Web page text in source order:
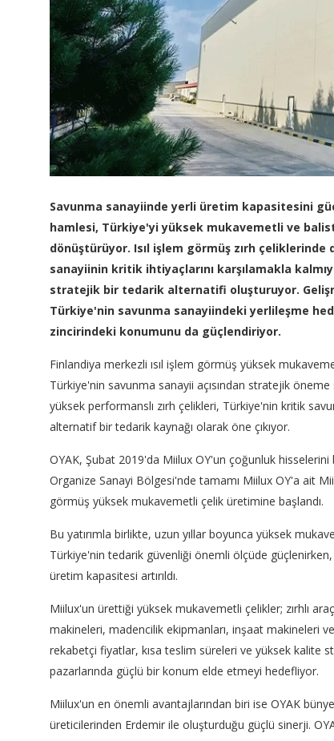
Savunma sanayiinde yerli üretim kapasitesini
hamlesi, Türkiye'yi yüksek mukavemetli ve
dönüştürüyor. Isıl işlem görmüş zırh çeliklerinde
sanayiinin kritik ihtiyaçlarını karşılamakla
stratejik bir tedarik alternatifi oluşturuyor.
Türkiye'nin savunma sanayiindeki yerlileşme
zincirindeki konumunu da güçlendiriyor.
Finlandiya merkezli ısıl işlem görmüş yüksek
Türkiye'nin savunma sanayii açısından stratejik
yüksek performanslı zırh çelikleri, Türkiye'nin kritik
alternatif bir tedarik kaynağı olarak öne çıkıyor.
OYAK, Şubat 2019'da Miilux OY'un çoğunluk hisselerini
Organize Sanayi Bölgesi'nde tamamı Miilux OY'a ait
görmüş yüksek mukavemetli çelik üretimine başlandı.
Bu yatırımla birlikte, uzun yıllar boyunca yüksek
Türkiye'nin tedarik güvenliği önemli ölçüde
üretim kapasitesi artırıldı.
Miilux'un ürettiği yüksek mukavemetli çelikler; zırhlı
makineleri, madencilik ekipmanları, inşaat makineleri
rekabetçi fiyatlar, kısa teslim süreleri ve yüksek kalite
pazarlarında güçlü bir konum elde etmeyi hedefliyor.
Miilux'un en önemli avantajlarından biri ise OYAK
üreticilerinden Erdemir ile oluşturduğu güçlü sinerji.